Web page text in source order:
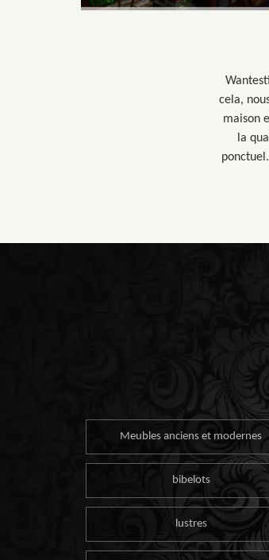
cela,
maison
la
Meubles anciens et modernes
bibelots
lustres